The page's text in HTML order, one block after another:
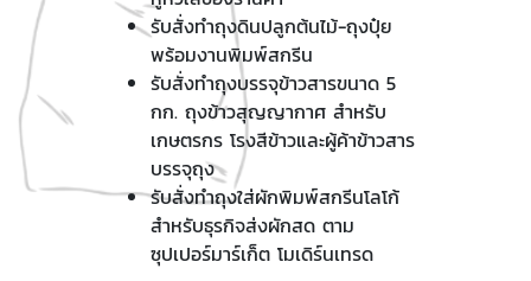
รับสั่งทำถุงดินปลูกต้นไม้-ถุงปุ๋ย
พร้อมงานพิมพ์สกรีน
รับสั่งทำถุงบรรจุข้าวสารขนาด 5
กก. ถุงข้าวสุญญากาศ สำหรับ
เกษตรกร โรงสีข้าวและผู้ค้าข้าวสาร
บรรจุถุง
รับสั่งทำถุงใส่ผักพิมพ์สกรีนโลโก้
สำหรับธุรกิจส่งผักสด ตาม
ซุปเปอร์มาร์เก็ต โมเดิร์นเทรด